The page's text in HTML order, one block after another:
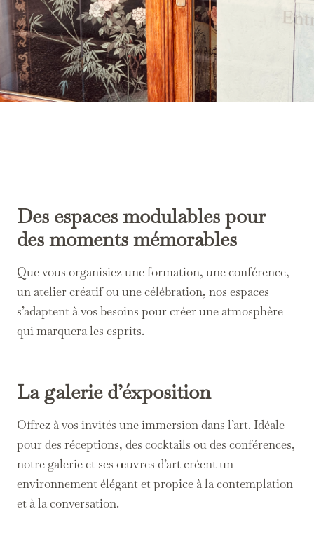
Des espaces modulables pour
des moments mémorables
Que vous organisiez une formation, une conférence,
un atelier créatif ou une célébration, nos espaces
s’adaptent à vos besoins pour créer une atmosphère
qui marquera les esprits.
La galerie d’éxposition
Offrez à vos invités une immersion dans l’art. Idéale
pour des réceptions, des cocktails ou des conférences,
notre galerie et ses œuvres d’art créent un
environnement élégant et propice à la contemplation
et à la conversation.